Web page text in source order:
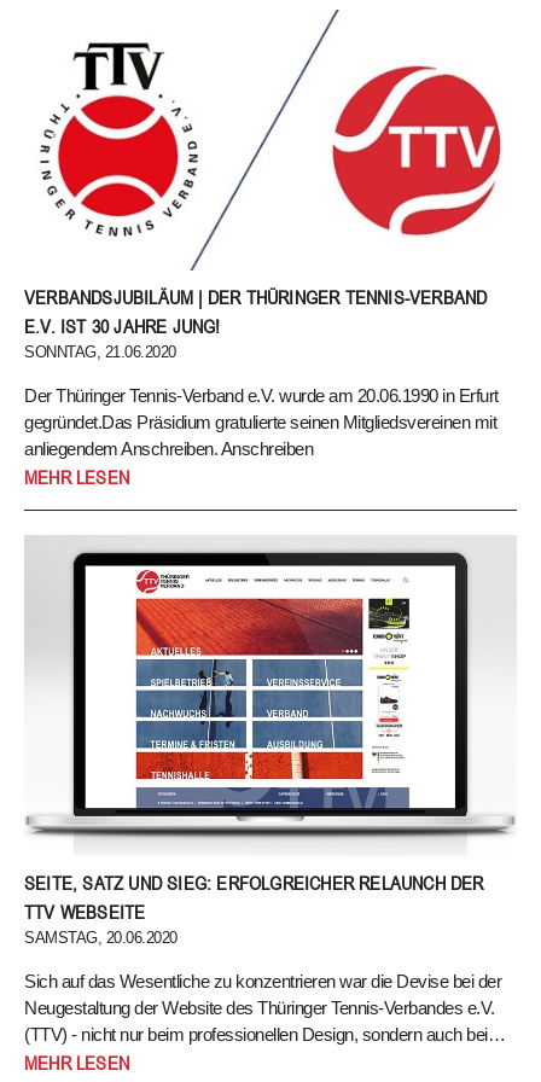
wir möchten Sie auf diesem Wege darüber informieren, dass für
den 30. Ordentlichen Verbandstag des Thüringer Tennis-Verbandes
e.V. ein neuer Termin feststeht.
Der 30. Ordentliche Verbandstag wird in diesem Jahr am
25.10.2020 in der Landessportschule Bad Blankenburg
stattfinden.
Mit freundlichen Grüßen
Ihre TTV-Geschäftsstelle
VERBANDSJUBILÄUM | DER THÜRINGER TENNIS-VERBAND
E.V. IST 30 JAHRE JUNG!
SONNTAG, 21.06.2020
Der Thüringer Tennis-Verband e.V. wurde am 20.06.1990 in Erfurt
gegründet.Das Präsidium gratulierte seinen Mitgliedsvereinen mit
anliegendem Anschreiben. Anschreiben
Der Thüringer Tennis-Verband e.V. wurde am 20.06.1990 in Erfurt
Anschreiben.Anschreiben
MEHR LESEN
SEITE, SATZ UND SIEG: ERFOLGREICHER RELAUNCH DER
TTV WEBSEITE
SAMSTAG, 20.06.2020
Sich auf das Wesentliche zu konzentrieren war die Devise bei der
Neugestaltung der Website des Thüringer Tennis-Verbandes e.V.
(TTV) - nicht nur beim professionellen Design, sondern auch bei…
Sich auf das Wesentliche zu konzentrieren war die Devise bei der
MEHR LESEN